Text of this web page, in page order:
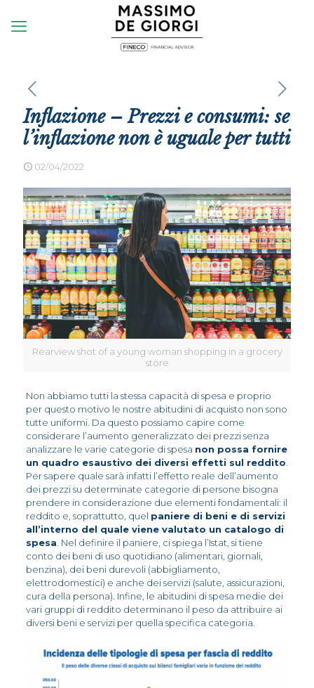
Inflazione – Prezzi e consumi: se
l’inflazione non è uguale per tutti
02/04/2022
Rearview shot of a young woman shopping in a grocery
store
Non abbiamo tutti la stessa capacità di spesa e proprio
per questo motivo le nostre abitudini di acquisto non sono
tutte uniformi. Da questo possiamo capire come
considerare l’aumento generalizzato dei prezzi senza
analizzare le varie categorie di spesa non possa fornire
un quadro esaustivo dei diversi effetti sul reddito
Per sapere quale sarà infatti l’effetto reale dell’aumento
dei prezzi su determinate categorie di persone bisogna
prendere in considerazione due elementi fondamentali: il
reddito e, soprattutto, quel paniere di beni e di servizi
all’interno del quale viene valutato un catalogo di
spesa . Nel definire il paniere, ci spiega l’Istat, si tiene
conto dei beni di uso quotidiano (alimentari, giornali,
benzina), dei beni durevoli (abbigliamento,
elettrodomestici) e anche dei servizi (salute, assicurazioni,
cura della persona). Infine, le abitudini di spesa medie dei
vari gruppi di reddito determinano il peso da attribuire ai
diversi beni e servizi per quella specifica categoria.